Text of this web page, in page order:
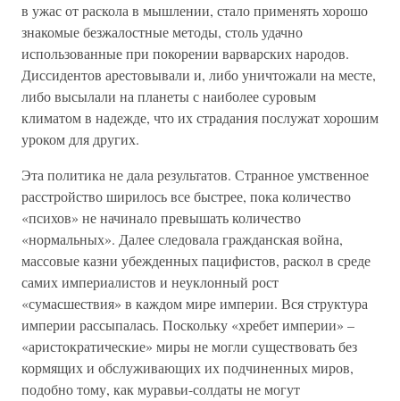
в ужас от раскола в мышлении, стало применять хорошо
знакомые безжалостные методы, столь удачно
использованные при покорении варварских народов.
Диссидентов арестовывали и, либо уничтожали на месте,
либо высылали на планеты с наиболее суровым
климатом в надежде, что их страдания послужат хорошим
уроком для других.
Эта политика не дала результатов. Странное умственное
расстройство ширилось все быстрее, пока количество
«психов» не начинало превышать количество
«нормальных». Далее следовала гражданская война,
массовые казни убежденных пацифистов, раскол в среде
самих империалистов и неуклонный рост
«сумасшествия» в каждом мире империи. Вся структура
империи рассыпалась. Поскольку «хребет империи» –
«аристократические» миры не могли существовать без
кормящих и обслуживающих их подчиненных миров,
подобно тому, как муравьи-солдаты не могут